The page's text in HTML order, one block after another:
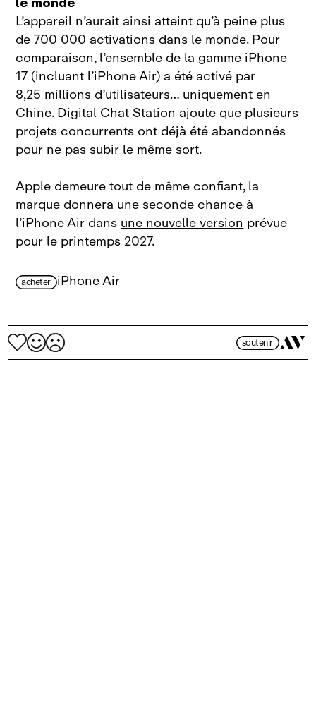
L’appareil n’aurait ainsi atteint qu’à peine plus
de 700 000 activations dans le monde. Pour
comparaison, l’ensemble de la gamme iPhone
17 (incluant l’iPhone Air) a été activé par
8,25 millions d’utilisateurs… uniquement en
Chine. Digital Chat Station ajoute que plusieurs
projets concurrents ont déjà été abandonnés
pour ne pas subir le même sort.
Apple demeure tout de même confiant, la
marque donnera une seconde chance à
l’iPhone Air dansune nouvelle versionprévue
pour le printemps 2027.
acheter iPhone Air
soutenir